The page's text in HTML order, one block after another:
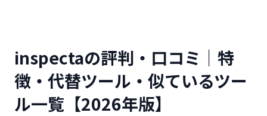
inspectaの評判・口コミ｜特
徴・代替ツール・似ているツー
ル一覧【2026年版】